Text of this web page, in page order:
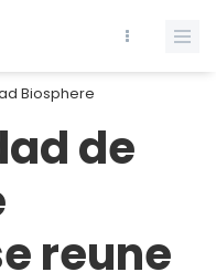
Biosphere
de
reune